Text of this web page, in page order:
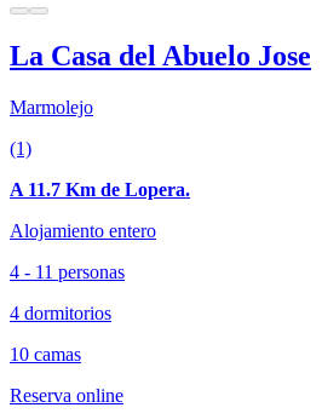
La Casa del Abuelo Jose
Marmolejo
(1)
A 11.7 Km de Lopera.
Alojamiento entero
4 - 11 personas
4 dormitorios
10 camas
Reserva online